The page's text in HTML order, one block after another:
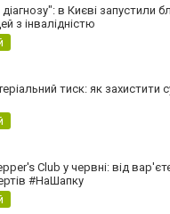
в Києві запустили
з інвалідністю
тиск: як захистити
Club у червні: від
#НаШапку